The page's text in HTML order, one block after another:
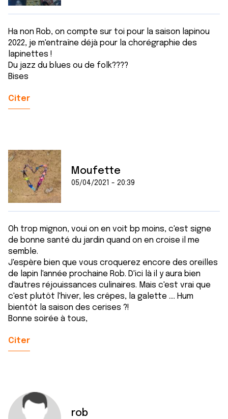
Ha non Rob, on compte sur toi pour la saison lapinou
2022, je m'entraîne déjà pour la chorégraphie des
lapinettes !
Du jazz du blues ou de folk????
Bises
Citer
Moufette
05/04/2021 - 20:39
Oh trop mignon, voui on en voit bp moins, c'est signe
de bonne santé du jardin quand on en croise il me
semble.
J'espère bien que vous croquerez encore des oreilles
de lapin l'année prochaine Rob. D'ici là il y aura bien
d'autres réjouissances culinaires. Mais c'est vrai que
c'est plutôt l'hiver, les crêpes, la galette .... Hum
bientôt la saison des cerises ?!
Bonne soirée à tous,
Citer
rob